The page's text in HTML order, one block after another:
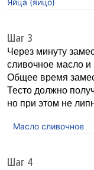
Яйца (яицо)
Шаг 3
Через минуту
сливочное масло
Общее время
Тесто должно
но при этом не
Масло сливочное
Шаг 4